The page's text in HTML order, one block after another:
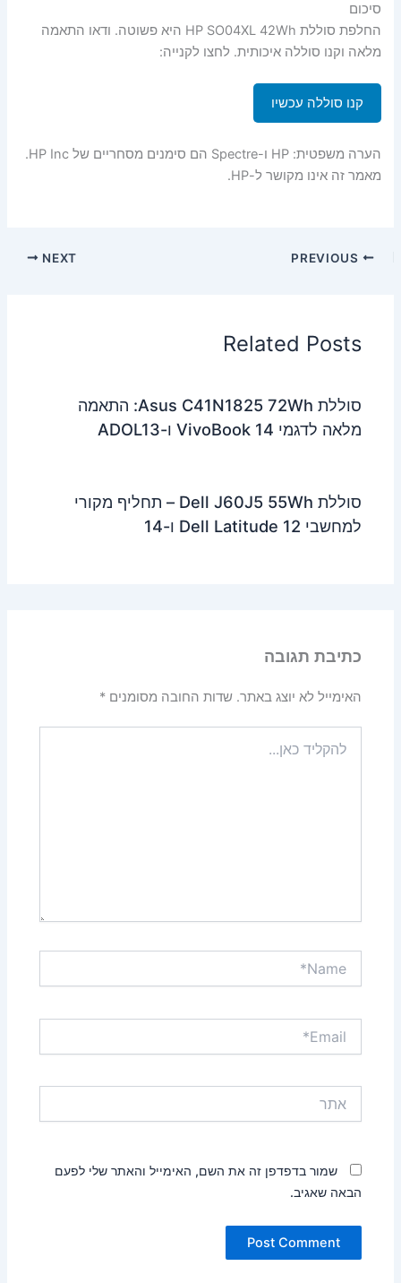
סיכום
החלפת סוללת HP SO04XL 42Wh היא פשוטה. ודאו התאמה
מלאה וקנו סוללה איכותית. לחצו לקנייה:
קנו סוללה עכשיו
הערה משפטית: HP ו-Spectre הם סימנים מסחריים של HP Inc.
מאמר זה אינו מקושר ל-HP.
NEXT
Related Posts
סוללת Asus C41N1825 72Wh: התאמה
מלאה לדגמי VivoBook 14 ו-ADOL13
סוללת Dell J60J5 55Wh – תחליף מקורי
למחשבי Dell Latitude 12 ו-14
כתיבת תגובה
האימייל לא יוצג באתר. שדות החובה מסומנים*
כאן...
שמור בדפדפן זה את השם, האימייל והאתר שלי לפעם
הבאה שאגיב.